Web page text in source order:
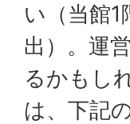
い（当館
出）。運
るかもし
は、下記